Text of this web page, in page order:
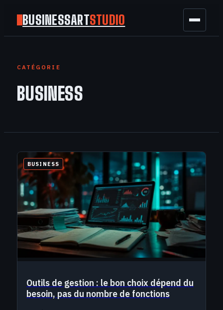
BUSINESSARTSTUDIO
GAMING
CATÉGORIE
BUSINESS
BUSINESS
Outils de gestion : le bon choix dépend du
besoin, pas du nombre de fonctions